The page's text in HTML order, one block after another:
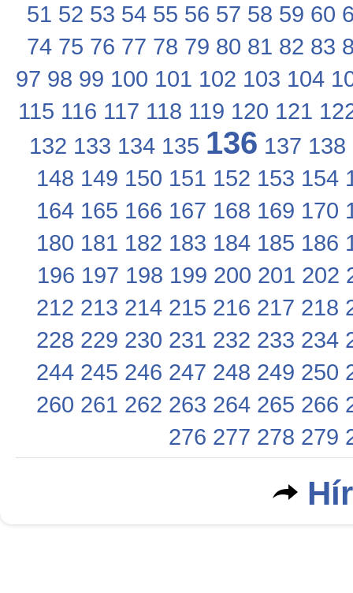
51 52 53 54 55 56 57 58 59 60
74 75 76 77 78 79 80 81 82 83
97 98 99 100 101 102 103 104
115 116 117 118 119 120 121
132 133 134 135 136 137 138
148 149 150 151 152 153 154
164 165 166 167 168 169 170
180 181 182 183 184 185 186
196 197 198 199 200 201 202
212 213 214 215 216 217 218
228 229 230 231 232 233 234
244 245 246 247 248 249 250
260 261 262 263 264 265 266
276 277 278 279